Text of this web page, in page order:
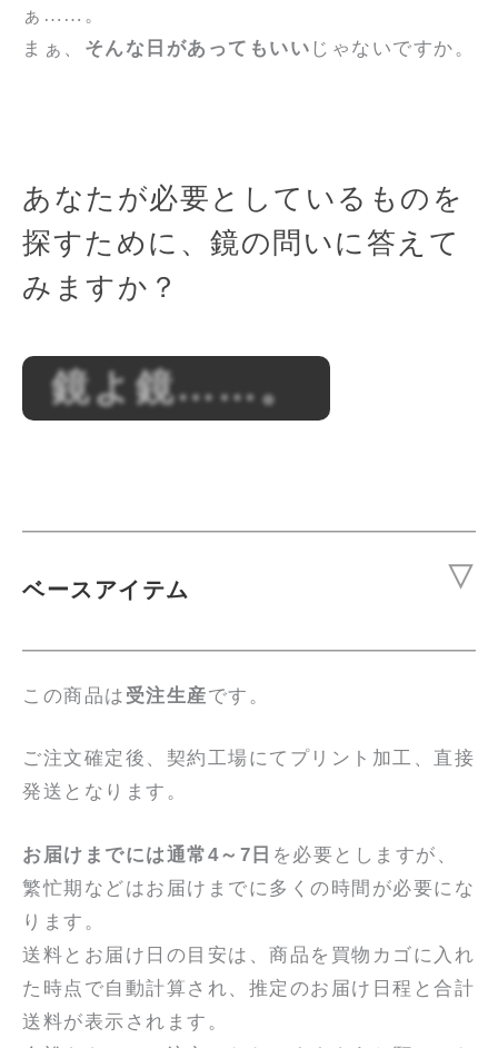
ぁ……。
まぁ、 そんな日があってもいい じゃないですか。
あなたが必要としているものを
探すために、鏡の問いに答えて
みますか？
鏡よ鏡……。
ベースアイテム
この商品は 受注生産です。
ご注文確定後、契約工場にてプリント加工、直接
発送となります。
お届けまでには通常4～7日 を必要としますが、
繁忙期などはお届けまでに多くの時間が必要にな
ります。
送料とお届け日の目安は、商品を買物カゴに入れ
た時点で自動計算され、推定のお届け日程と合計
送料が表示されます。